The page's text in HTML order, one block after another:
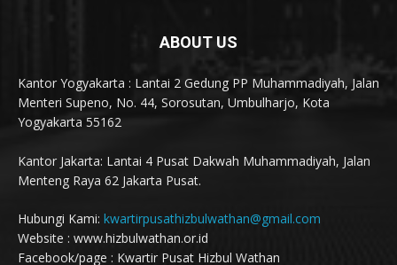
ABOUT US
Kantor Yogyakarta : Lantai 2 Gedung PP Muhammadiyah, Jalan
Menteri Supeno, No. 44, Sorosutan, Umbulharjo, Kota
Yogyakarta 55162
Kantor Jakarta: Lantai 4 Pusat Dakwah Muhammadiyah, Jalan
Menteng Raya 62 Jakarta Pusat.
Hubungi Kami: kwartirpusathizbulwathan@gmail.com
Website : www.hizbulwathan.or.id
Facebook/page : Kwartir Pusat Hizbul Wathan